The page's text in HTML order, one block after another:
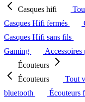
Casques hifi
Casques Hifi fermés
Casques Hifi sans fils
Gaming
Accessoires
Écouteurs
Écouteurs
Tout
bluetooth
Écouteurs